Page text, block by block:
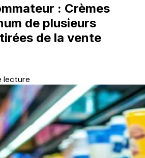
: Crèmes
de plusieurs
de la vente
lecture